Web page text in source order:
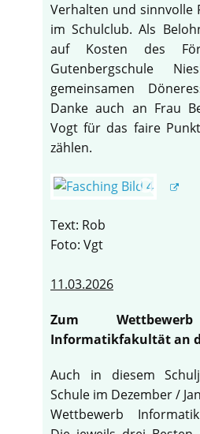
Verhalten und sinnvolle
im Schulclub. Als
auf Kosten des
Gutenbergschule
gemeinsamen
Danke auch an Frau
Vogt für das faire
zählen.
Text: Rob
Foto: Vgt
11.03.2026
Zum
Informatikfakultät an
Auch in diesem
Schule im Dezember /
Wettbewerb